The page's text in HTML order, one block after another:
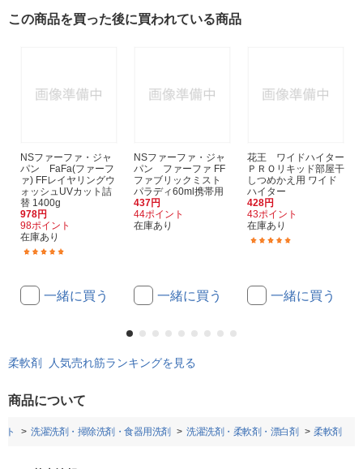
この商品を買った後に買われている商品
NSファーファ・ジャ
パン FaFa(ファーフ
ァ) FFレイヤリングウ
ォッシュUVカット詰
替 1400g
978円
98ポイント
在庫あり
一緒に買う
NSファーファ・ジャ
パン ファーファ FF
ファブリックミスト
パラディ60ml携帯用
437円
44ポイント
在庫あり
一緒に買う
花王 ワイドハイター
ＰＲＯリキッド部屋干
しつめかえ用 ワイド
ハイター
428円
43ポイント
在庫あり
一緒に買う
柔軟剤 人気売れ筋ランキングを見る
商品について
ト 洗濯洗剤・掃除洗剤・食器用洗剤 洗濯洗剤・柔軟剤・漂白剤 柔軟剤